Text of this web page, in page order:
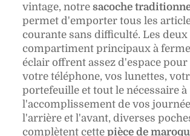
vintage, notre sacoche
permet d'emporter tous les
courante sans difficulté. Les deux
compartiment principaux à
éclair offrent assez d'espace
votre téléphone, vos lunettes,
portefeuille et tout le nécessaire à
l'accomplissement de vos
l'arrière et l'avant, diverses
complètent cette pièce de